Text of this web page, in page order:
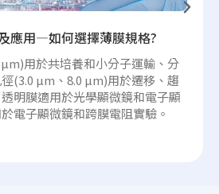
應用—如何選擇薄膜規格?
用於共培養和小分子運輸、分
(3.0 µm、8.0 µm)用於遷移、趨
明膜適用於光學顯微鏡和電子顯
電子顯微鏡和跨膜電阻實驗。